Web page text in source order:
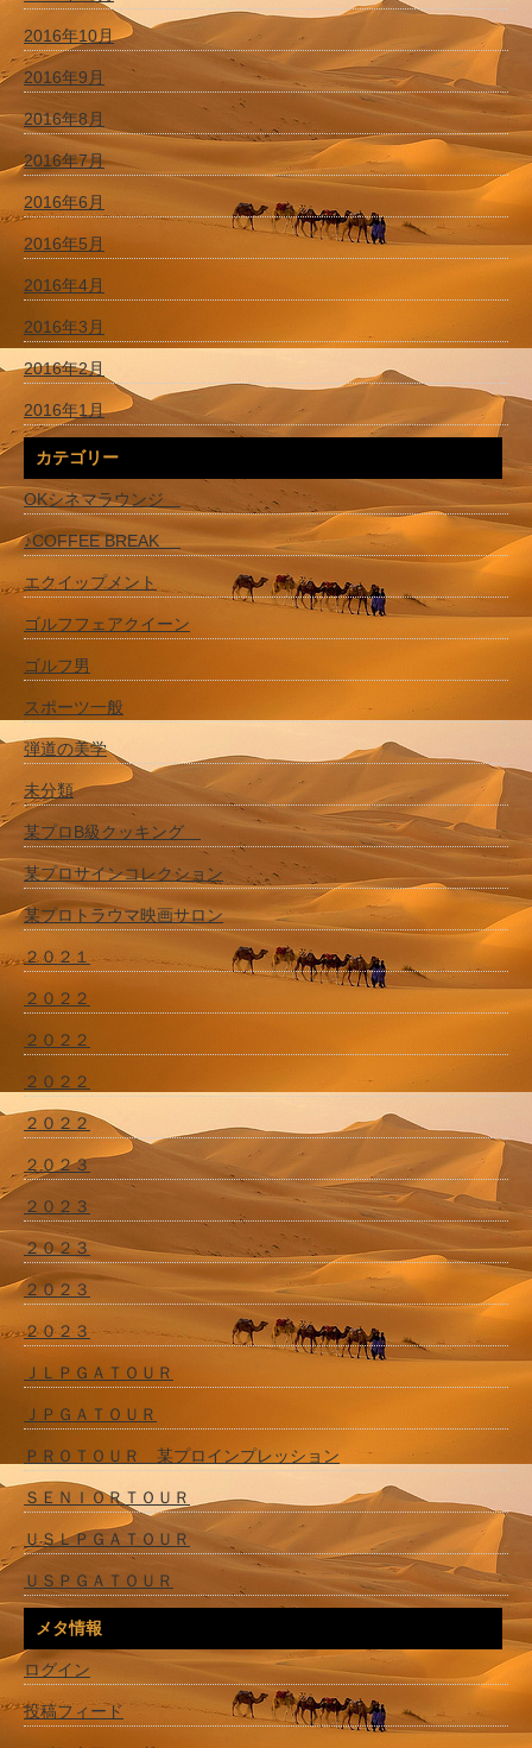
2016年10月
2016年9月
2016年8月
2016年7月
2016年6月
2016年5月
2016年4月
2016年3月
2016年2月
2016年1月
カテゴリー
OKシネマラウンジ
♪COFFEE BREAK
エクイップメント
ゴルフフェアクイーン
ゴルフ男
スポーツ一般
弾道の美学
未分類
某プロB級クッキング
某プロサインコレクション
某プロトラウマ映画サロン
２０２１
２０２２
２０２２
２０２２
２０２２
２０２３
２０２３
２０２３
２０２３
２０２３
ＪＬＰＧＡＴＯＵＲ
ＪＰＧＡＴＯＵＲ
ＰＲＯＴＯＵＲ 某プロインプレッション
ＳＥＮＩＯＲＴＯＵＲ
ＵＳＬＰＧＡＴＯＵＲ
ＵＳＰＧＡＴＯＵＲ
メタ情報
ログイン
投稿フィード